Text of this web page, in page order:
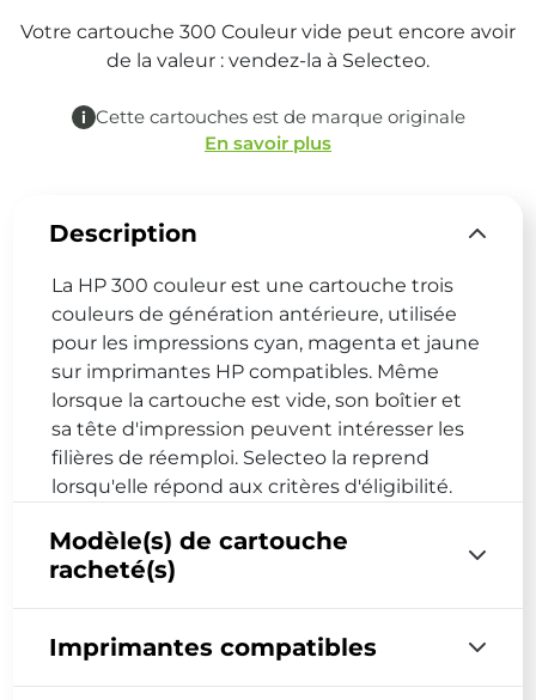
Votre cartouche 300 Couleur vide peut encore avoir
de la valeur : vendez-la à Selecteo.
Cette cartouches est de marque originale
En savoir plus
Description
La HP 300 couleur est une cartouche trois
couleurs de génération antérieure, utilisée
pour les impressions cyan, magenta et jaune
sur imprimantes HP compatibles. Même
lorsque la cartouche est vide, son boîtier et
sa tête d'impression peuvent intéresser les
filières de réemploi. Selecteo la reprend
lorsqu'elle répond aux critères d'éligibilité.
Modèle(s) de cartouche
racheté(s)
Imprimantes compatibles